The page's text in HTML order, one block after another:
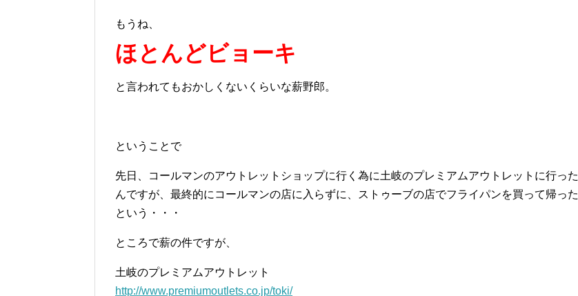
もうね、
ほとんどビョーキ
と言われてもおかしくないくらいな薪野郎。
ということで
先日、コールマンのアウトレットショップに行く為に土岐のプレミアムアウトレットに行った
んですが、最終的にコールマンの店に入らずに、ストゥーブの店でフライパンを買って帰った
という・・・
ところで薪の件ですが、
土岐のプレミアムアウトレット
http://www.premiumoutlets.co.jp/toki/